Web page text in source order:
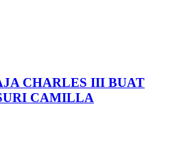
CHARLES III BUAT
CAMILLA